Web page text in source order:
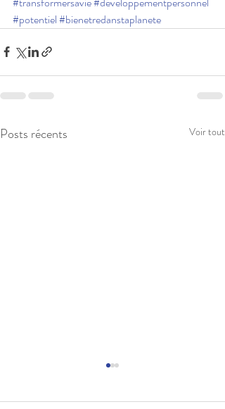
#potentiel#bienetredanstaplanete
Posts récents Voir tout